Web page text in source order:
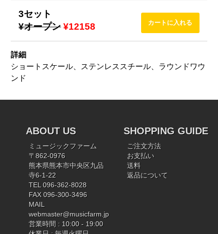
3セット
¥オープン ¥12158
詳細
ショートスケール、ステンレススチール、ラウンドワウ
ンド
ABOUT US
ミュージックファーム
〒862-0976
熊本県熊本市中央区九品
寺6-1-22
TEL 096-362-8028
FAX 096-300-3496
MAIL
webmaster@musicfarm.jp
営業時間 : 10:00 - 19:00
SHOPPING GUIDE
ご注文方法
お支払い
送料
返品について